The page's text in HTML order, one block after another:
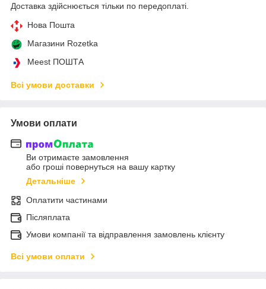
Доставка здійснюється тільки по передоплаті.
Нова Пошта
Магазини Rozetka
Meest ПОШТА
Всі умови доставки
Умови оплати
Ви отримаєте замовлення
або гроші повернуться на вашу картку
Детальніше
Оплатити частинами
Післяплата
Умови компанії та відправлення замовлень клієнту
Всі умови оплати